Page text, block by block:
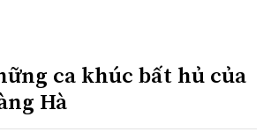
ca khúc bất hủ của
Hà